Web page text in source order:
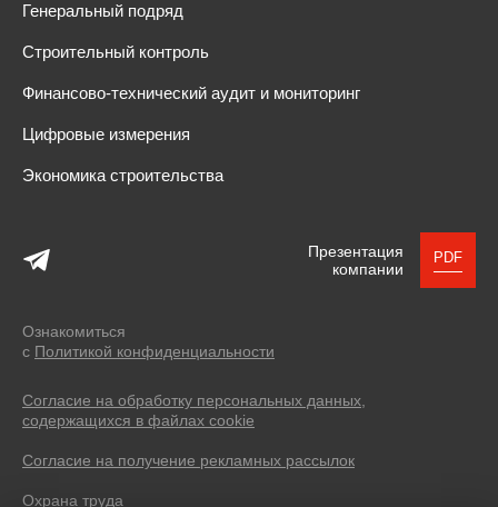
Генеральный подряд
Строительный контроль
Финансово-технический аудит и мониторинг
Цифровые измерения
Экономика строительства
Презентация
компании
PDF
Ознакомиться
с Политикой конфиденциальности
Согласие на обработку персональных данных,
содержащихся в файлах cookie
Согласие на получение рекламных рассылок
Охрана труда